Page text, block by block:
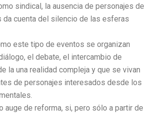
sindical, la ausencia de personajes de
da cuenta del silencio de las esferas
este tipo de eventos se organizan
el debate, el intercambio de
la una realidad compleja y que se vivan
de personajes interesados desde los
auge de reforma, si, pero sólo a partir de